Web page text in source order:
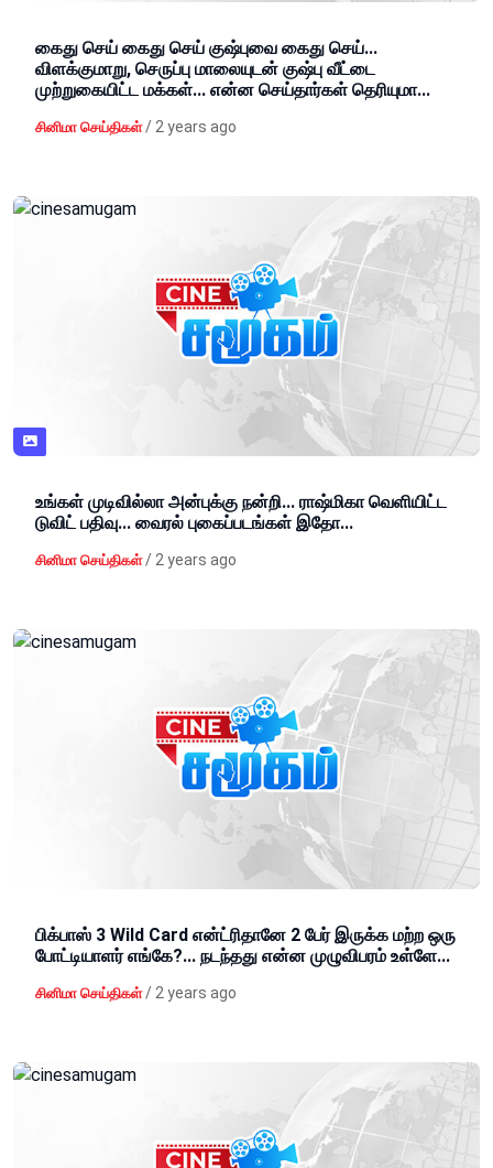
கைது செய் கைது செய் குஷ்புவை கைது செய்...
விளக்குமாறு, செருப்பு மாலையுடன் குஷ்பு வீட்டை
முற்றுகையிட்ட மக்கள்... என்ன செய்தார்கள் தெரியுமா...
சினிமா செய்திகள் /2 years ago
உங்கள் முடிவில்லா அன்புக்கு நன்றி... ராஷ்மிகா வெளியிட்ட
டுவிட் பதிவு... வைரல் புகைப்படங்கள் இதோ...
சினிமா செய்திகள் /2 years ago
பிக்பாஸ் 3 Wild Card என்ட்ரிதானே 2 பேர் இருக்க மற்ற ஒரு
போட்டியாளர் எங்கே?... நடந்தது என்ன முழுவிபரம் உள்ளே...
சினிமா செய்திகள் /2 years ago